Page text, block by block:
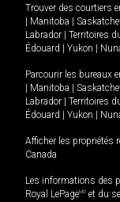
Trouver des courtiers
Manitoba
Labrador
Territoires
Édouard
Yukon
Parcourir les bureaux
Manitoba
Labrador
Territoires
Édouard
Yukon
Afficher les propriétés
Canada
Les informations des
Royal LePageMD et du